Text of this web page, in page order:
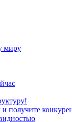
миру
и получите